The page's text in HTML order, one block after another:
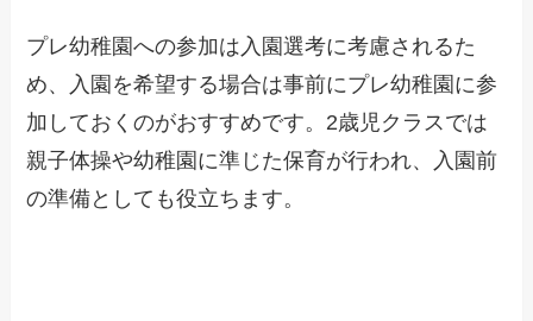
プレ幼稚園への参加は入園選考に考慮されるた
め、入園を希望する場合は事前にプレ幼稚園に参
加しておくのがおすすめです。2歳児クラスでは
親子体操や幼稚園に準じた保育が行われ、入園前
の準備としても役立ちます。